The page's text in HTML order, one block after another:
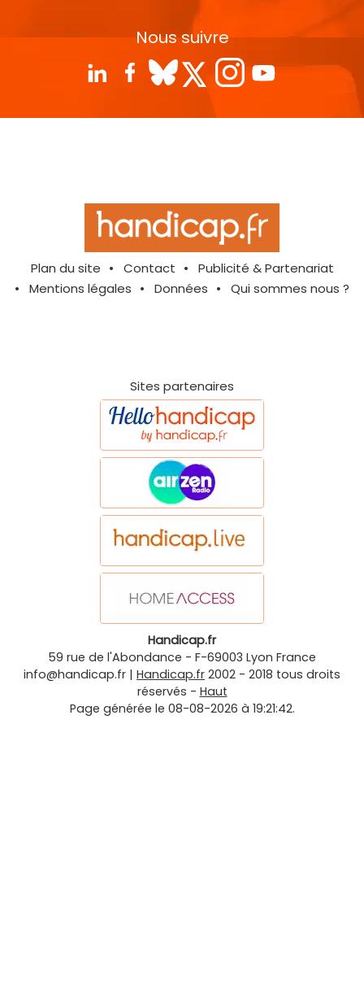
Nous suivre
Plan du site Contact
Publicité & Partenariat
Mentions légales
Données Qui sommes nous ?
Sites partenaires
Handicap.fr
59 rue de l'Abondance - F-69003 Lyon France
info@handicap.fr | Handicap.fr 2002 - 2018 tous droits
réservés - Haut
Page générée le 08-08-2026 à 19:21:42.